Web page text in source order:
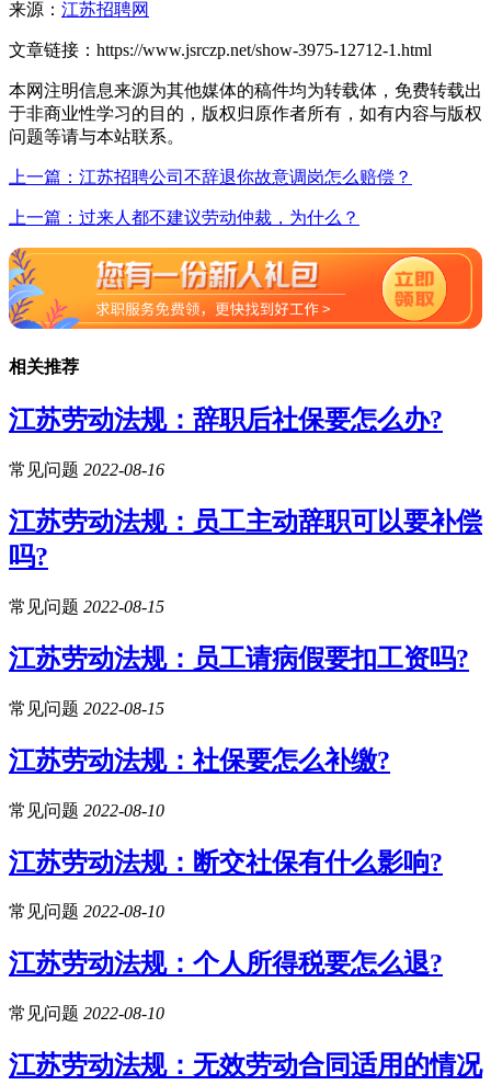
来源： 江苏招聘网
文章链接： https://www.jsrczp.net/show-3975-12712-1.html
本网注明信息来源为其他媒体的稿件均为转载体，免费转载出
于非商业性学习的目的，版权归原作者所有，如有内容与版权
问题等请与本站联系。
上一篇：江苏招聘公司不辞退你故意调岗怎么赔偿？
上一篇：过来人都不建议劳动仲裁，为什么？
相关推荐
江苏劳动法规：辞职后社保要怎么办?
常见问题 2022-08-16
江苏劳动法规：员工主动辞职可以要补偿
吗?
常见问题 2022-08-15
江苏劳动法规：员工请病假要扣工资吗?
常见问题 2022-08-15
江苏劳动法规：社保要怎么补缴?
常见问题 2022-08-10
江苏劳动法规：断交社保有什么影响?
常见问题 2022-08-10
江苏劳动法规：个人所得税要怎么退?
常见问题 2022-08-10
江苏劳动法规：无效劳动合同适用的情况